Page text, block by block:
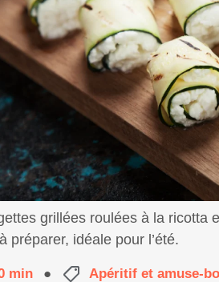
grillées roulées à la ricotta
préparer, idéale pour l’été.
min ● Apéritif et amuse-